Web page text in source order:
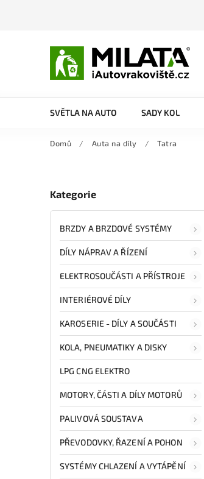
SVĚTLA NA AUTO SADY KOL
Domů / Auta na díly / Tatra
Kategorie
BRZDY A BRZDOVÉ SYSTÉMY
DÍLY NÁPRAV A ŘÍZENÍ
ELEKTROSOUČÁSTI A PŘÍSTROJE
INTERIÉROVÉ DÍLY
KAROSERIE - DÍLY A SOUČÁSTI
KOLA, PNEUMATIKY A DISKY
LPG CNG ELEKTRO
MOTORY, ČÁSTI A DÍLY MOTORŮ
PALIVOVÁ SOUSTAVA
PŘEVODOVKY, ŘAZENÍ A POHON
SYSTÉMY CHLAZENÍ A VYTÁPĚNÍ